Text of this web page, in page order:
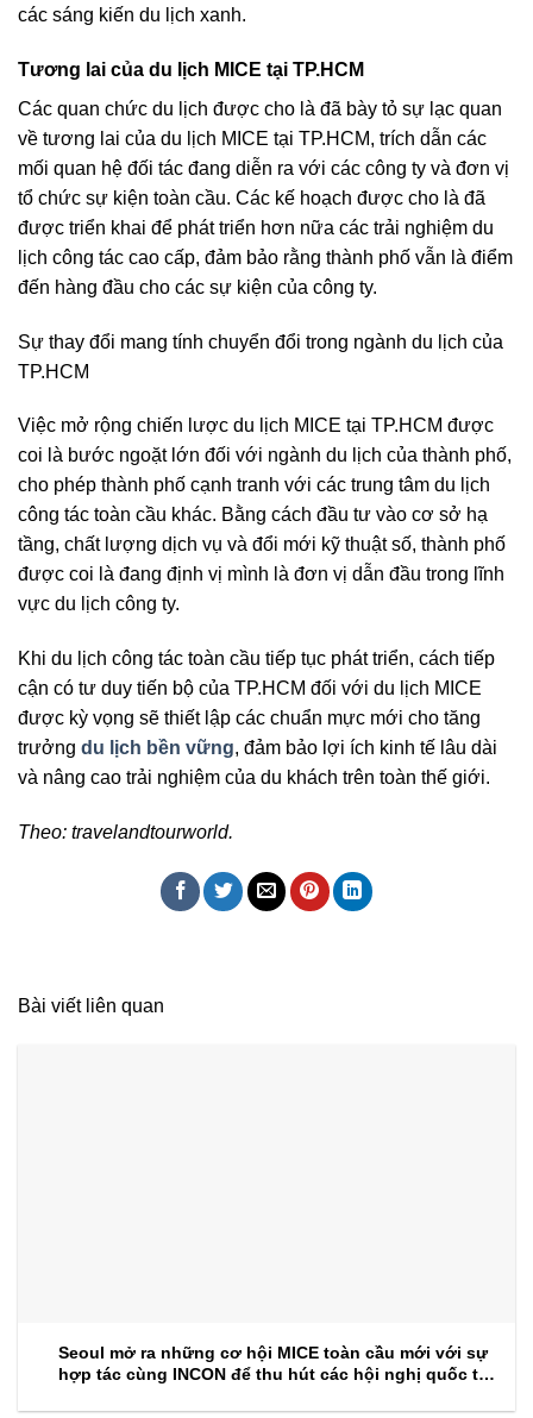
các sáng kiến ​​du lịch xanh.
Tương lai của du lịch MICE tại TP.HCM
Các quan chức du lịch được cho là đã bày tỏ sự lạc quan
về tương lai của du lịch MICE tại TP.HCM, trích dẫn các
mối quan hệ đối tác đang diễn ra với các công ty và đơn vị
tổ chức sự kiện toàn cầu. Các kế hoạch được cho là đã
được triển khai để phát triển hơn nữa các trải nghiệm du
lịch công tác cao cấp, đảm bảo rằng thành phố vẫn là điểm
đến hàng đầu cho các sự kiện của công ty.
Sự thay đổi mang tính chuyển đổi trong ngành du lịch của
TP.HCM
Việc mở rộng chiến lược du lịch MICE tại TP.HCM được
coi là bước ngoặt lớn đối với ngành du lịch của thành phố,
cho phép thành phố cạnh tranh với các trung tâm du lịch
công tác toàn cầu khác. Bằng cách đầu tư vào cơ sở hạ
tầng, chất lượng dịch vụ và đổi mới kỹ thuật số, thành phố
được coi là đang định vị mình là đơn vị dẫn đầu trong lĩnh
vực du lịch công ty.
Khi du lịch công tác toàn cầu tiếp tục phát triển, cách tiếp
cận có tư duy tiến bộ của TP.HCM đối với du lịch MICE
được kỳ vọng sẽ thiết lập các chuẩn mực mới cho tăng
trưởng du lịch bền vững, đảm bảo lợi ích kinh tế lâu dài
và nâng cao trải nghiệm của du khách trên toàn thế giới.
Theo: travelandtourworld.
Bài viết liên quan
Seoul mở ra những cơ hội MICE toàn cầu mới với sự
hợp tác cùng INCON để thu hút các hội nghị quốc tế